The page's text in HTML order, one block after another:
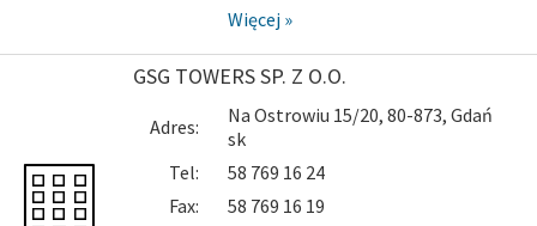
Więcej »
GSG TOWERS SP. Z O.O.
Adres:
Na Ostrowiu 15/20, 80-873, Gdań
sk
Tel:
58 769 16 24
Fax:
58 769 16 19